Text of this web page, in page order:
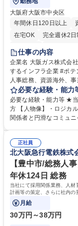
大阪府大阪市中央区
年間休日120日以上
在宅OK
完全週休2日
服装自由
第二新卒歓
仕事の内容
企業名 大阪ガス株式会社 求人名 【第二新卒】事務系総合職 #関西を
するインフラ企業 #ポテンシャル採用 仕事の内
人事総務、資源海外、
す。 【業務内容の一例
務 ■営業部門の企画スタッフ、ルート営
ポジションで一定期間
鑑みてジョブローテー
表するインフラ企業 #ポ
必要な経験・能力
必要な経験・能力等 ★
方 【人物像】・ロジカ
関係者と円滑なコミュニケーションを
72.html ■エネルギーセ
甚大化など、これまで
「未来の日常」の創造
す。 学歴・資格 学歴
正社員
北大阪急行電鉄株式
【豊中市/総務人
年休124日 総務
当社にて採用関係業務、人
計画等の策定、さらに社内の
般を担当していただきます。
月給
30万円～38万円